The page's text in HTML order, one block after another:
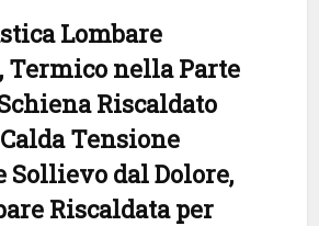
Lombare
Termico nella Parte
Riscaldato
Tensione
dal Dolore,
Riscaldata per